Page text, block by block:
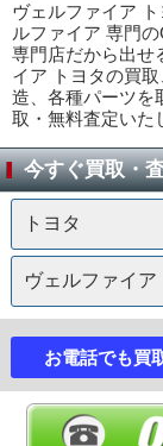
ヴェルファイア
ルファイア 専門
専門店だから出せ
イア トヨタの買
造、各種パーツを
取・無料査定いた
今すぐ買取・
お電話でも買